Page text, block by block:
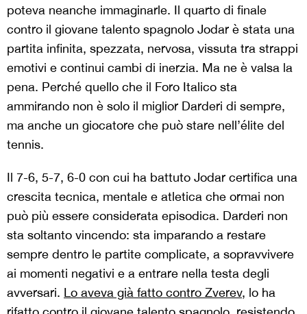
poteva neanche immaginarle. Il quarto di finale
contro il giovane talento spagnolo Jodar è stata una
partita infinita, spezzata, nervosa, vissuta tra strappi
emotivi e continui cambi di inerzia. Ma ne è valsa la
pena. Perché quello che il Foro Italico sta
ammirando non è solo il miglior Darderi di sempre,
ma anche un giocatore che può stare nell’élite del
tennis.
Il 7-6, 5-7, 6-0 con cui ha battuto Jodar certifica una
crescita tecnica, mentale e atletica che ormai non
può più essere considerata episodica. Darderi non
sta soltanto vincendo: sta imparando a restare
sempre dentro le partite complicate, a sopravvivere
ai momenti negativi e a entrare nella testa degli
avversari. Lo aveva già fatto contro Zverev, lo ha